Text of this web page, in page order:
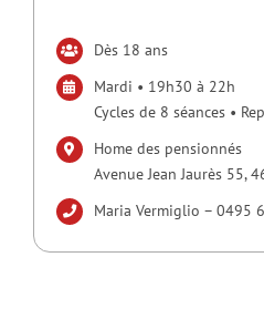
Dès 18 ans
Mardi • 19h30 à 22h
Cycles de 8 séances •
Home des pensionnés
Avenue Jean Jaurès 55,
Maria Vermiglio – 0495